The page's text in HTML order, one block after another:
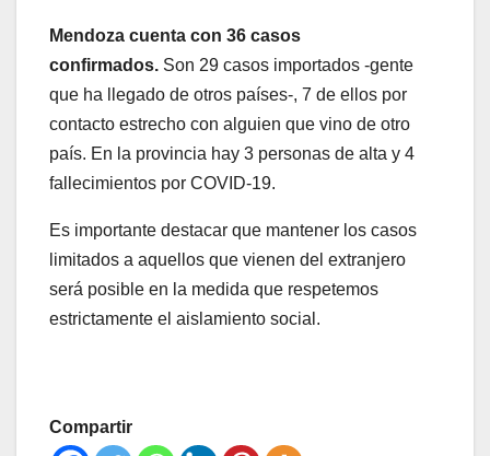
Mendoza cuenta con 36 casos
confirmados. Son 29 casos importados -gente
que ha llegado de otros países-, 7 de ellos por
contacto estrecho con alguien que vino de otro
país. En la provincia hay 3 personas de alta y 4
fallecimientos por COVID-19.
Es importante destacar que mantener los casos
limitados a aquellos que vienen del extranjero
será posible en la medida que respetemos
estrictamente el aislamiento social.
Compartir